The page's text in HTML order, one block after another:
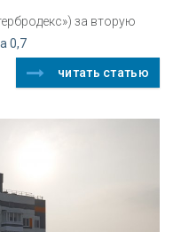
за вторую
0,7
читать статью